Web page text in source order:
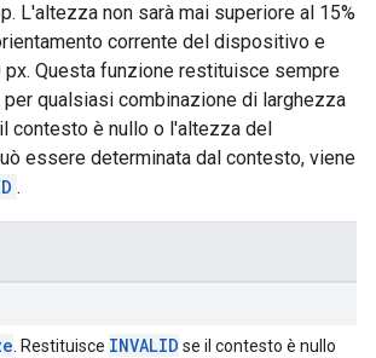
L'altezza non sarà mai superiore al 15%
corrente del dispositivo e
px. Questa funzione restituisce sempre
qualsiasi combinazione di larghezza
contesto è nullo o l'altezza del
essere determinata dal contesto, viene
.
. Restituisce INVALID se il contesto è nullo